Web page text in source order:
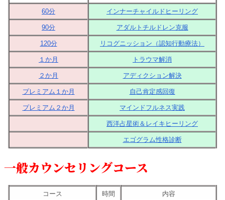
60分 インナーチャイルドヒーリング
90分 アダルトチルドレン克服
120分 リコグニッション（認知行動療法）
１か月 トラウマ解消
２か月 アディクション解決
プレミアム１か月 自己肯定感回復
プレミアム２か月 マインドフルネス実践
西洋占星術＆レイキヒーリング
エゴグラム性格診断
一般カウンセリングコース
コース 時間 内容